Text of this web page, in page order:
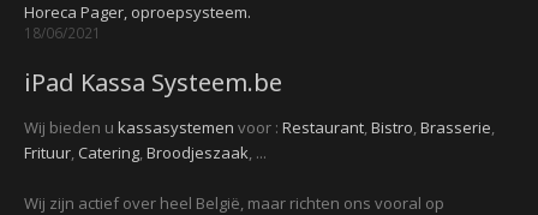
Horeca Pager, oproepsysteem.
18/06/2021
iPad Kassa Systeem.be
Wij bieden u kassasystemen voor : Restaurant,Bistro,Brasserie,
Frituur, Catering,Broodjeszaak, ...
Wij zijn actief over heel België, maar richten ons vooral op